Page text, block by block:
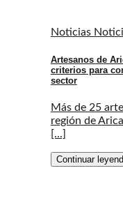
Noticias
Artesanos de
criterios para
sector
Más de 25
región de
[...]
Continuar